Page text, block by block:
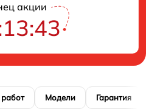
акции
Модели Гарантия